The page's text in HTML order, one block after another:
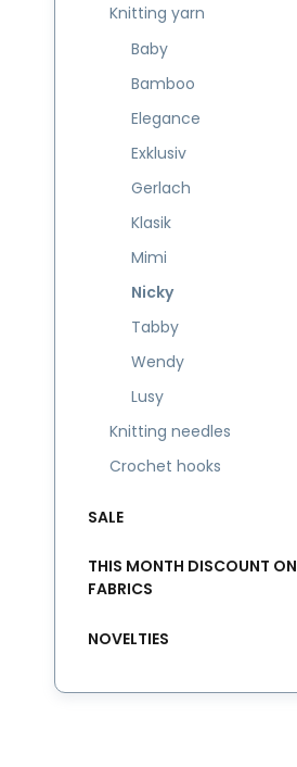
Knitting yarn
Baby
Bamboo
Elegance
Exklusiv
Gerlach
Klasik
Mimi
Nicky
Tabby
Wendy
Lusy
Knitting needles
Crochet hooks
SALE
THIS MONTH DISCOUNT ON
FABRICS
NOVELTIES